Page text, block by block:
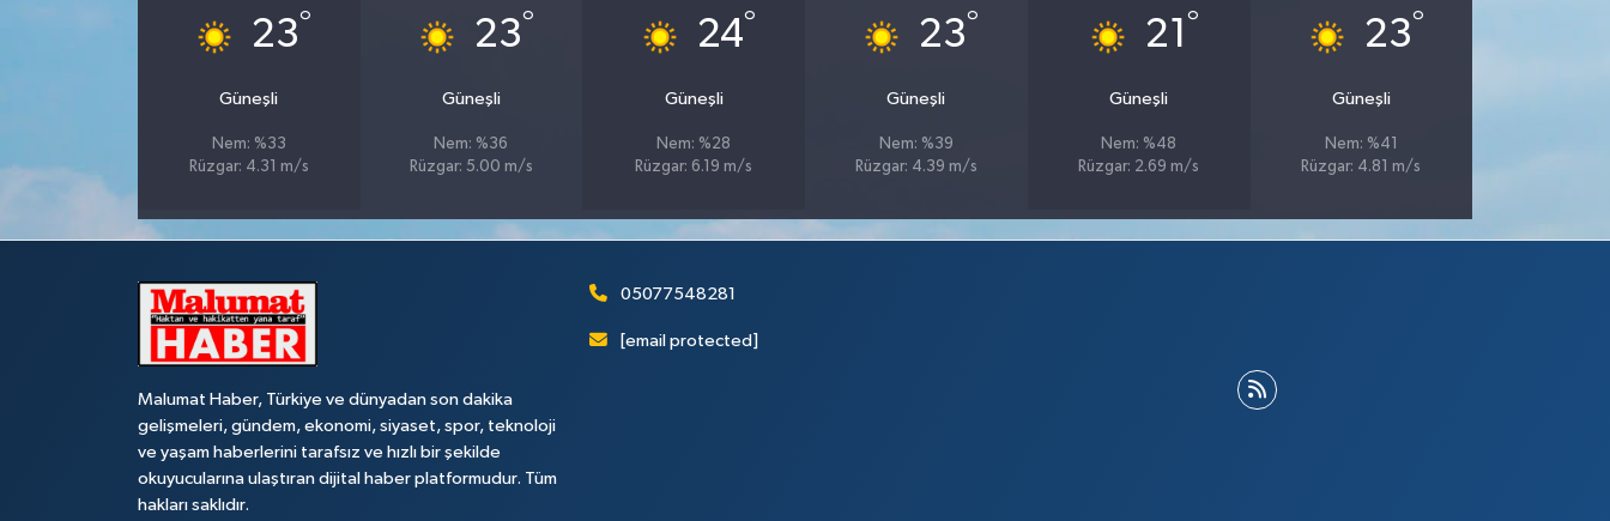
23°
Güneşli
Nem: %33
Rüzgar: 4.31 m/s
23°
Güneşli
Nem: %36
Rüzgar: 5.00 m/s
24°
Güneşli
Nem: %28
Rüzgar: 6.19 m/s
23°
Güneşli
Nem: %39
Rüzgar: 4.39 m/s
21 °
Güneşli
Nem: %48
Rüzgar: 2.69 m/s
23°
Güneşli
Nem: %41
Rüzgar: 4.81 m/s
Malumat Haber, Türkiye ve dünyadan son dakika
gelişmeleri, gündem, ekonomi, siyaset, spor, teknoloji
ve yaşam haberlerini tarafsız ve hızlı bir şekilde
okuyucularına ulaştıran dijital haber platformudur. Tüm
hakları saklıdır.
05077548281
[email protected]